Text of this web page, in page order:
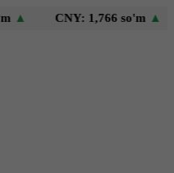
CNY: 1,766 so'm▲